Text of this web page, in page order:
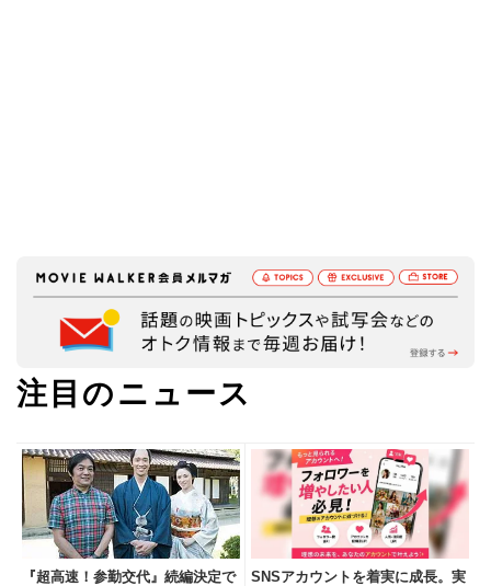
注目のニュース
『超高速！参勤交代』続編決定で
SNSアカウントを着実に成長。実